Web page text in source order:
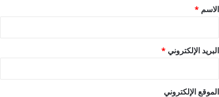
*
الاسم *
البريد الإلكتروني *
الموقع الإلكتروني